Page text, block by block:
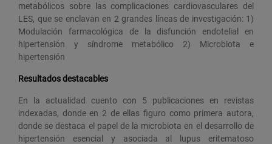
metabólicos sobre las complicaciones cardiovasculares del
LES, que se enclavan en 2 grandes líneas de investigación: 1)
Modulación farmacológica de la disfunción endotelial en
hipertensión y síndrome metabólico 2) Microbiota e
hipertensión
Resultados destacables
En la actualidad cuento con 5 publicaciones en revistas
indexadas, donde en 2 de ellas figuro como primera autora,
donde se destaca el papel de la microbiota en el desarrollo de
hipertensión esencial y asociada al lupus eritematoso